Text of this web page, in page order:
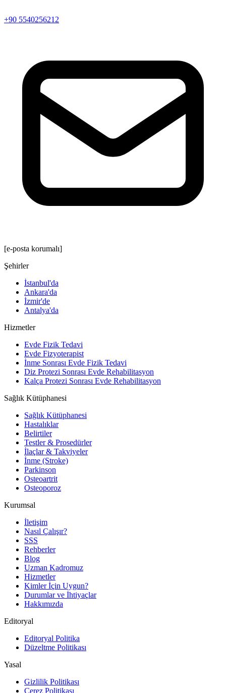
+90 5540256212
[e-posta korumalı]
Şehirler
İstanbul'da
Ankara'da
İzmir'de
Antalya'da
Hizmetler
Evde Fizik Tedavi
Evde Fizyoterapist
İnme Sonrası Evde Fizik Tedavi
Diz Protezi Sonrası Evde Rehabilitasyon
Kalça Protezi Sonrası Evde Rehabilitasyon
Sağlık Kütüphanesi
Sağlık Kütüphanesi
Hastalıklar
Belirtiler
Testler & Prosedürler
İlaçlar & Takviyeler
İnme (Stroke)
Parkinson
Osteoartrit
Osteoporoz
Kurumsal
İletişim
Nasıl Çalışır?
SSS
Rehberler
Blog
Uzman Kadromuz
Hizmetler
Kimler İçin Uygun?
Durumlar ve İhtiyaçlar
Hakkımızda
Editoryal
Editoryal Politika
Düzeltme Politikası
Yasal
Gizlilik Politikası
Çerez Politikası